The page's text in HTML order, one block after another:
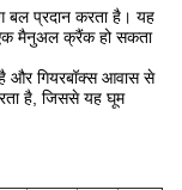
बल प्रदान करता है। यह
एक मैनुअल क्रैंक हो सकता
और गियरबॉक्स आवास से
है, जिससे यह घूम